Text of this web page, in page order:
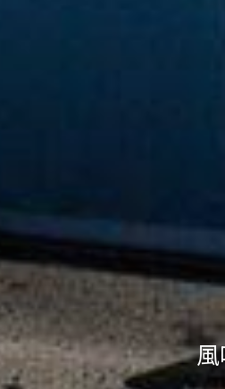
風味專題｜如果
選」轉譯新台味